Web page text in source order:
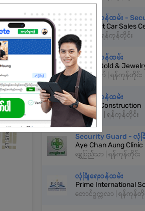
လုံခြုံရေးဝန်ထမ်း -
Garmanit Car Sales
ရန်ကင်း | ရန်ကုန်တိုင်း
လုံခြုံရေးဝန်ထမ်း
U Hton Gold &
လမ်းမတော် | ရန်ကုန်တိုင်း
လုံခြုံရေးဝန်ထမ်း
I Green Construction
မရမ်းကုန်း | ရန်ကုန်တိုင်း
Security Guard - လုံခ
Aye Chan Aung Clinic
ရွှေပြည်သာ | ရန်ကုန်တိုင်း
လုံခြုံရေးဝန်ထမ်း
Prime International
တောင်ဥက္ကလာ | ရန်ကုန်တို